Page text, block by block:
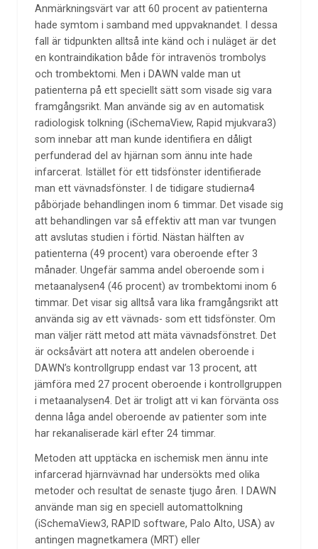
Anmärkningsvärt var att 60 procent av patienterna
hade symtom i samband med uppvaknandet. I dessa
fall är tidpunkten alltså inte känd och i nuläget är det
en kontraindikation både för intravenös trombolys
och trombektomi. Men i DAWN valde man ut
patienterna på ett speciellt sätt som visade sig vara
framgångsrikt. Man använde sig av en automatisk
radiologisk tolkning (iSchemaView, Rapid mjukvara3)
som innebar att man kunde identifiera en dåligt
perfunderad del av hjärnan som ännu inte hade
infarcerat. Istället för ett tidsfönster identifierade
man ett vävnadsfönster. I de tidigare studierna4
påbörjade behandlingen inom 6 timmar. Det visade sig
att behandlingen var så effektiv att man var tvungen
att avslutas studien i förtid. Nästan hälften av
patienterna (49 procent) vara oberoende efter 3
månader. Ungefär samma andel oberoende som i
metaanalysen4 (46 procent) av trombektomi inom 6
timmar. Det visar sig alltså vara lika framgångsrikt att
använda sig av ett vävnads- som ett tidsfönster. Om
man väljer rätt metod att mäta vävnadsfönstret. Det
är ocksåvärt att notera att andelen oberoende i
DAWN’s kontrollgrupp endast var 13 procent, att
jämföra med 27 procent oberoende i kontrollgruppen
i metaanalysen4. Det är troligt att vi kan förvänta oss
denna låga andel oberoende av patienter som inte
har rekanaliserade kärl efter 24 timmar.
Metoden att upptäcka en ischemisk men ännu inte
infarcerad hjärnvävnad har undersökts med olika
metoder och resultat de senaste tjugo åren. I DAWN
använde man sig en speciell automattolkning
(iSchemaView3, RAPID software, Palo Alto, USA) av
antingen magnetkamera (MRT) eller